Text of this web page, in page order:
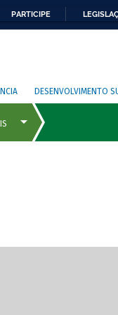
PARTICIPE
DESENVOLVIMENTO